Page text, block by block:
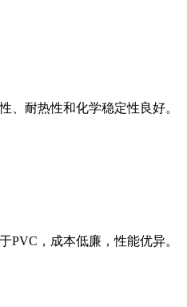
、耐热性和化学稳定性良好。
PVC，成本低廉，性能优异。